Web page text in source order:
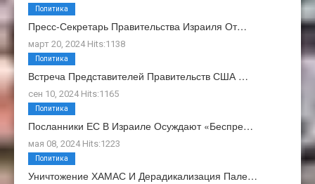
Пресс-Секретарь Правительства Израиля От…
март 20, 2024 Hits:1138
Политика
Встреча Представителей Правительств США …
сен 10, 2024 Hits:1165
Политика
Посланники ЕС В Израиле Осуждают «беспре…
мая 08, 2024 Hits:1223
Политика
Уничтожение ХАМАС И Дерадикализация Пале…
Политика